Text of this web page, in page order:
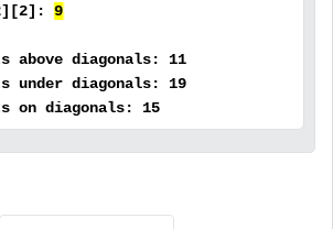
9
above diagonals: 11
under diagonals: 19
on diagonals: 15